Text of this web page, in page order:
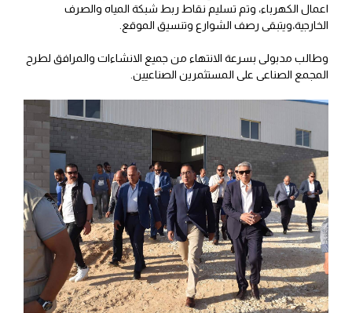
اعمال الكهرباء، وتم تسليم نقاط ربط شبكة المياه والصرف
الخارجية،ويتبقى رصف الشوارع وتنسيق الموقع.
وطالب مدبولى بسرعة الانتهاء من جميع الانشاءات والمرافق لطرح
المجمع الصناعى على المستثمرين الصناعيين.